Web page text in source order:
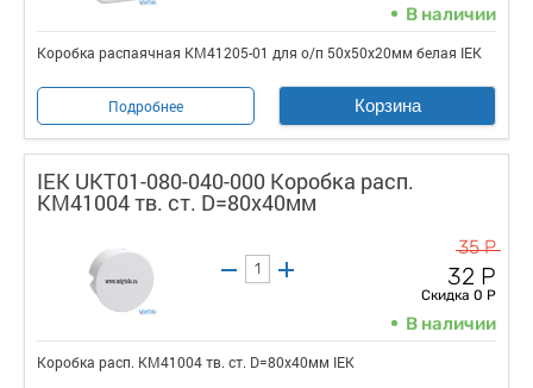
В наличии
Коробка распаячная КМ41205-01 для о/п 50х50х20мм белая IEK
Подробнее Корзина
IEK UKT01-080-040-000 Коробка расп.
КМ41004 тв. ст. D=80х40мм
35 Р
32 Р
Скидка 0 Р
В наличии
Коробка расп. КМ41004 тв. ст. D=80х40мм IEK